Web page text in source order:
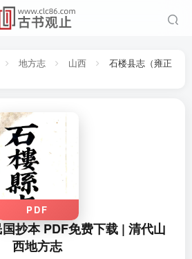
地方志 山西
石楼县志（雍正
PDF
抄本 PDF免费下载 | 清代山
西地方志